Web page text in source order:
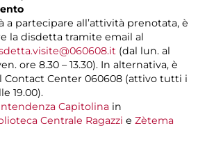
a partecipare all’attività prenotata, è
la disdetta tramite email al
(dal lun. al
ore 8.30 – 13.30). In alternativa, è
Contact Center 060608 (attivo tutti i
19.00).
Capitolina in
Centrale Ragazzi e Zètema